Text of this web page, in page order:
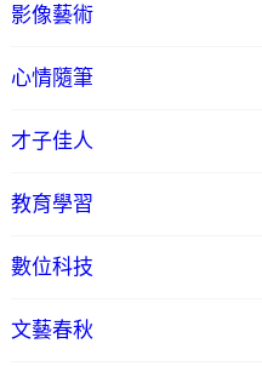
影像藝術
心情隨筆
才子佳人
教育學習
數位科技
文藝春秋